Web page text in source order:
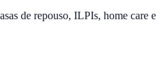
de repouso, ILPIs, home care e